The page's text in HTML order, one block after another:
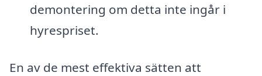
demontering om detta inte ingår i
hyrespriset.
En av de mest effektiva sätten att